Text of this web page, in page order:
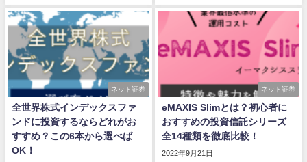
ネット証券
全世界株式インデックスファ
ンドに投資するならどれがお
すすめ？この6本から選べば
OK！
ネット証券
eMAXIS Slimとは？初心者に
おすすめの投資信託シリーズ
全14種類を徹底比較！
2022年9月21日